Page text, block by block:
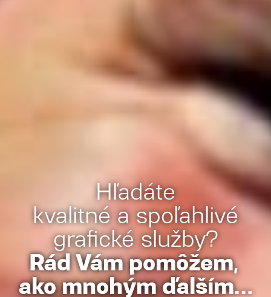
Hľadáte
kvalitné a spoľahlivé
grafické služby?
Rád Vám pomôžem,
ako mnohým ďalším...